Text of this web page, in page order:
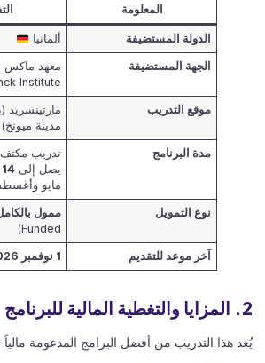
المعلومة
الدولة المستضيفة ألمانيا
الجهة المستضيفة
Institute)
موقع التدريب
مارتينسريد
مدينة ميونخ)
مدة البرنامج
تدريب مكثف
يصل إلى 14 أسبوعاً
مايو
نوع التمويل ممول
Funded)
آخر موعد للتقديم 1 نوفمبر 2026
2. المزايا والتغطية المالية للبرنامج
يُعد هذا التدريب من أفضل البرامج المدعومة